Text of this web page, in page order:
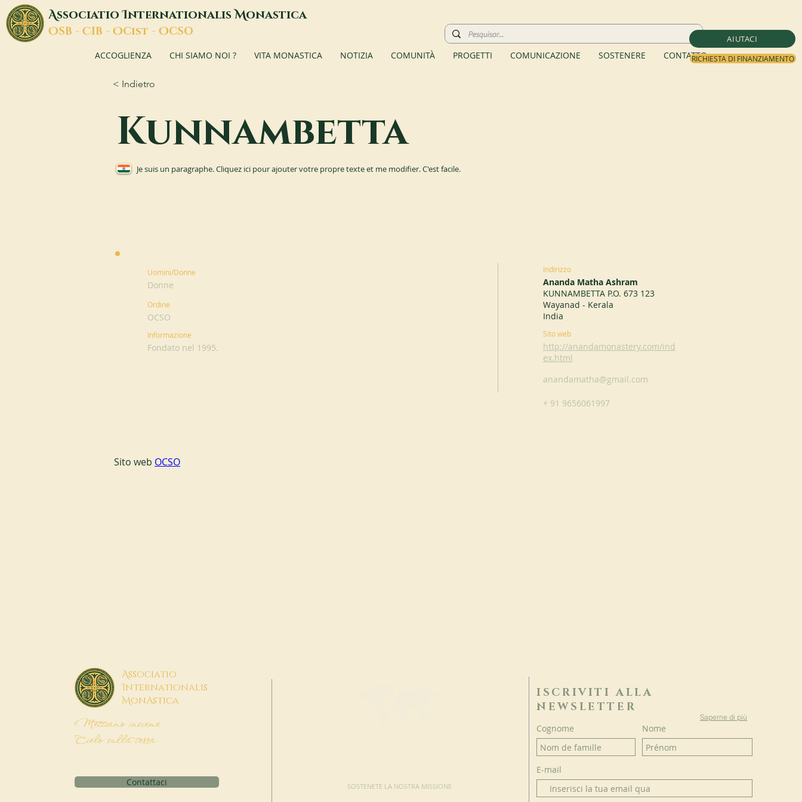
AIUTACI
RICHIESTA DI FINANZIAMENTO
AssociatioInternationalisMonastica
OSB - CIB - OCist - OCSO
ACCOGLIENZA CHI SIAMO NOI ? VITA MONASTICA NOTIZIA COMUNITÀ PROGETTI COMUNICAZIONE SOSTENERE CONTATTO
< Indietro
Kunnambetta
Je suis un paragraphe. Cliquez ici pour ajouter votre propre texte et me modifier. C'est facile.
Uomini/Donne
Donne
Ordine
OCSO
Informazione
Fondato nel 1995.
Indirizzo
Ananda Matha Ashram
KUNNAMBETTA P.O. 673 123
Wayanad - Kerala
India
Sito web
http://anandamonastery.com/ind
ex.html
anandamatha@gmail.com
+ 91 9656061997
Sito web OCSO
Associatio
Internationalis
MonAstica
Mettiamo insieme
Cielo sulla terra
Contattaci SOSTENETE LA NOSTRA MISSIONE
ISCRIVITI ALLA
NEWSLETTER
Saperne di più
Cognome Nome
E-mail